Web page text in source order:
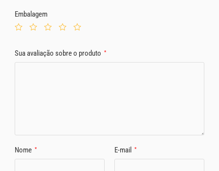
Embalagem
Sua avaliação sobre o produto *
Nome * E-mail *